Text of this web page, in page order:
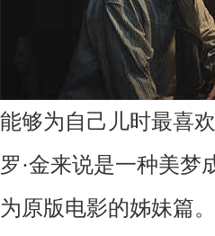
能够为自己儿时最喜
罗·金来说是一种美梦
为原版电影的姊妹篇